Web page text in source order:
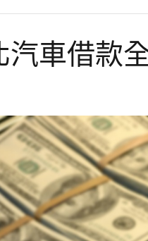
汽車借款